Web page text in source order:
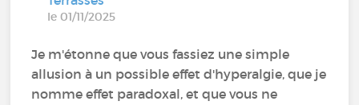
le 01/11/2025
Je m'étonne que vous fassiez une simple
allusion à un possible effet d'hyperalgie, que je
nomme effet paradoxal, et que vous ne